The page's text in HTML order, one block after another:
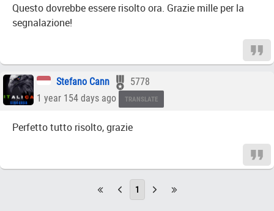
Questo dovrebbe essere risolto ora. Grazie mille per la
segnalazione!
Stefano Cann
5778
1 year 154 days ago
TRANSLATE
Perfetto tutto risolto, grazie
1